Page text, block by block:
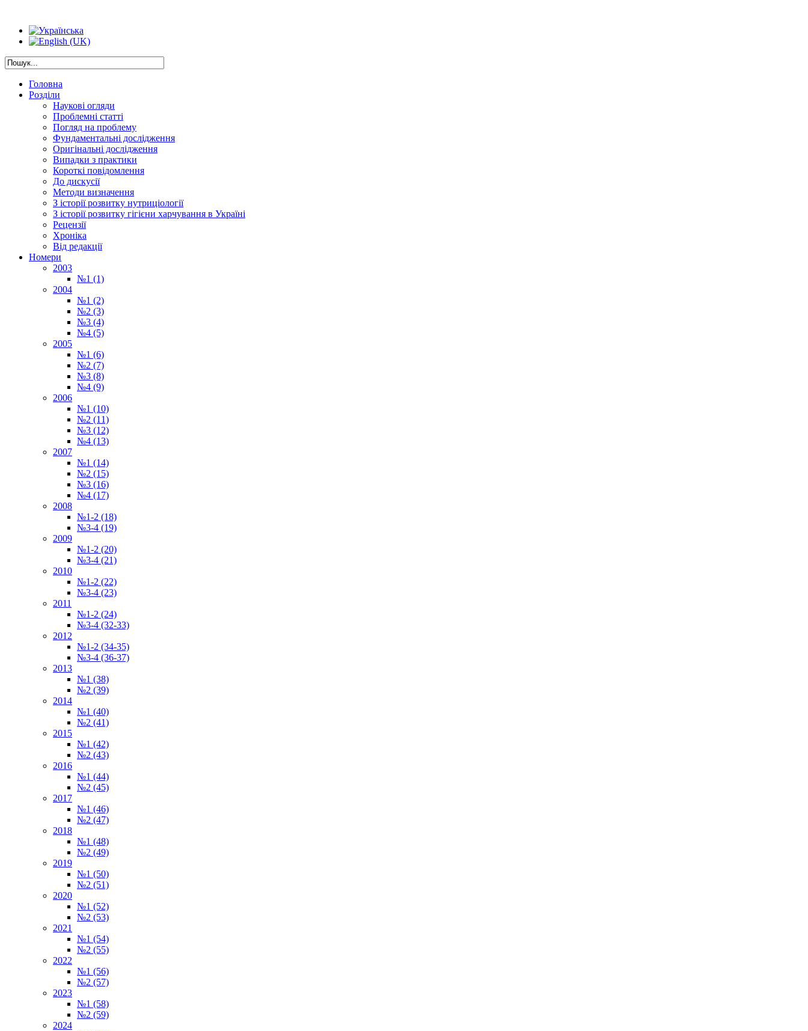
Головна
Розділи
Наукові огляди
Проблемні статті
Погляд на проблему
Фундаментальні дослідження
Оригінальні дослідження
Випадки з практики
Короткі повідомлення
До дискусії
Методи визначення
З історії розвитку нутриціології
З історії розвитку гігієни харчування в Україні
Рецензії
Хроніка
Від редакції
Номери
2003
№1 (1)
2004
№1 (2)
№2 (3)
№3 (4)
№4 (5)
2005
№1 (6)
№2 (7)
№3 (8)
№4 (9)
2006
№1 (10)
№2 (11)
№3 (12)
№4 (13)
2007
№1 (14)
№2 (15)
№3 (16)
№4 (17)
2008
№1-2 (18)
№3-4 (19)
2009
№1-2 (20)
№3-4 (21)
2010
№1-2 (22)
№3-4 (23)
2011
№1-2 (24)
№3-4 (32-33)
2012
№1-2 (34-35)
№3-4 (36-37)
2013
№1 (38)
№2 (39)
2014
№1 (40)
№2 (41)
2015
№1 (42)
№2 (43)
2016
№1 (44)
№2 (45)
2017
№1 (46)
№2 (47)
2018
№1 (48)
№2 (49)
2019
№1 (50)
№2 (51)
2020
№1 (52)
№2 (53)
2021
№1 (54)
№2 (55)
2022
№1 (56)
№2 (57)
2023
№1 (58)
№2 (59)
2024